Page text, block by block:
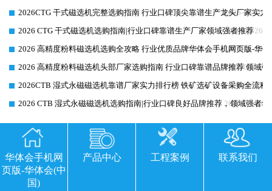
2026-06-26
2026CTG 干式磁选机完整选购指南 行业口碑顶尖靠谱生产龙头厂家实力
2026-06-26
2026 CTG 干式磁选机选购指南|行业口碑靠谱生产厂家领域强者推荐
2026-06-26
2026 高精度粉料磁选机选购全攻略 行业优质品牌华体会手机网页版-华
2026-06-26
2026 高精度粉料磁选机头部厂家选购指南 行业口碑靠谱品牌推荐 领域
2026-06-25
2026CTB 湿式永磁磁选机靠谱厂家实力排行榜 铁矿选矿设备采购全流程
2026-06-25
2026 CTB 湿式永磁磁选机选购指南|行业口碑良好品牌推荐，领域强者
最新工程 更多+
华体会手机网
页版-华体会(中
国)
产品中心 工程案例 联系我们